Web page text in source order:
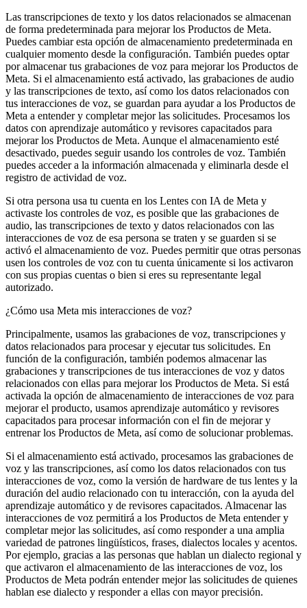
Las transcripciones de texto y los datos relacionados se almacenan
de forma predeterminada para mejorar los Productos de Meta.
Puedes cambiar esta opción de almacenamiento predeterminada en
cualquier momento desde la configuración. También puedes optar
por almacenar tus grabaciones de voz para mejorar los Productos de
Meta. Si el almacenamiento está activado, las grabaciones de audio
y las transcripciones de texto, así como los datos relacionados con
tus interacciones de voz, se guardan para ayudar a los Productos de
Meta a entender y completar mejor las solicitudes. Procesamos los
datos con aprendizaje automático y revisores capacitados para
mejorar los Productos de Meta. Aunque el almacenamiento esté
desactivado, puedes seguir usando los controles de voz. También
puedes acceder a la información almacenada y eliminarla desde el
registro de actividad de voz.
Si otra persona usa tu cuenta en los Lentes con IA de Meta y
activaste los controles de voz, es posible que las grabaciones de
audio, las transcripciones de texto y datos relacionados con las
interacciones de voz de esa persona se traten y se guarden si se
activó el almacenamiento de voz. Puedes permitir que otras personas
usen los controles de voz con tu cuenta únicamente si los activaron
con sus propias cuentas o bien si eres su representante legal
autorizado.
¿Cómo usa Meta mis interacciones de voz?
Principalmente, usamos las grabaciones de voz, transcripciones y
datos relacionados para procesar y ejecutar tus solicitudes. En
función de la configuración, también podemos almacenar las
grabaciones y transcripciones de tus interacciones de voz y datos
relacionados con ellas para mejorar los Productos de Meta. Si está
activada la opción de almacenamiento de interacciones de voz para
mejorar el producto, usamos aprendizaje automático y revisores
capacitados para procesar información con el fin de mejorar y
entrenar los Productos de Meta, así como de solucionar problemas.
Si el almacenamiento está activado, procesamos las grabaciones de
voz y las transcripciones, así como los datos relacionados con tus
interacciones de voz, como la versión de hardware de tus lentes y la
duración del audio relacionado con tu interacción, con la ayuda del
aprendizaje automático y de revisores capacitados. Almacenar las
interacciones de voz permitirá a los Productos de Meta entender y
completar mejor las solicitudes, así como responder a una amplia
variedad de patrones lingüísticos, frases, dialectos locales y acentos.
Por ejemplo, gracias a las personas que hablan un dialecto regional y
que activaron el almacenamiento de las interacciones de voz, los
Productos de Meta podrán entender mejor las solicitudes de quienes
hablan ese dialecto y responder a ellas con mayor precisión.